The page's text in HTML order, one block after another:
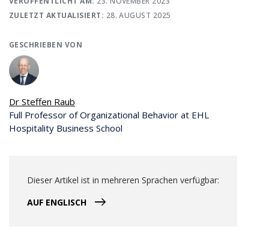
ZULETZT AKTUALISIERT: 28. AUGUST 2025
GESCHRIEBEN VON
Dr Steffen Raub
Full Professor of Organizational Behavior at EHL
Hospitality Business School
Dieser Artikel ist in mehreren Sprachen verfügbar:
AUF ENGLISCH